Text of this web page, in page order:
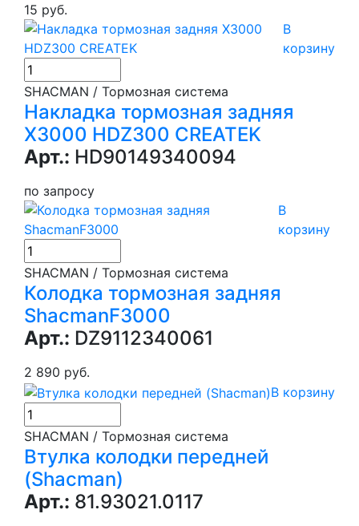
15 руб.
В
корзину
SHACMAN / Тормозная система
Накладка тормозная задняя
X3000 HDZ300 CREATEK
Арт.: HD90149340094
по запросу
В
корзину
SHACMAN / Тормозная система
Колодка тормозная задняя
ShacmanF3000
Арт.: DZ9112340061
2 890 руб.
В корзину
SHACMAN / Тормозная система
Втулка колодки передней
(Shacman)
Арт.: 81.93021.0117